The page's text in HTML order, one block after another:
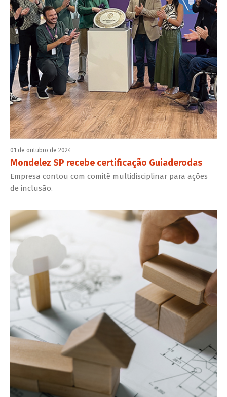
01 de outubro de 2024
Mondelez SP recebe certificação Guiaderodas
Empresa contou com comitê multidisciplinar para ações
de inclusão.